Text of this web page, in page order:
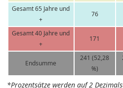
Gesamt 65 Jahre und
+
76
Gesamt 40 Jahre und
+
171
Endsumme
241 (52,28
%)
*Prozentsätze werden auf 2